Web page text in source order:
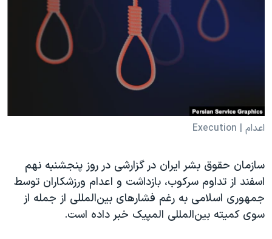
فرهنگ و زندگی
حقوق شهروندی
مستندها
انتخابات ریاست جمهوری آمریکا ۲۰۲۴
حمله جمهوری اسلامی به اسرائیل
تریبونال مردمی آبان ۹۸
دادگاه حمید نوری
چهل سال گروگان‌گیری
دنبال کنید
اعدام | Execution
سازمان حقوق بشر ایران در گزارشی در روز پنجشنبه نهم
اسفند از تداوم سرکوب، بازداشت و اعدام ورزشکاران توسط
جمهوری اسلامی به رغم فشارهای بین‌المللی از جمله از
سوی کمیته بین‌المللی المپیک خبر داده است.